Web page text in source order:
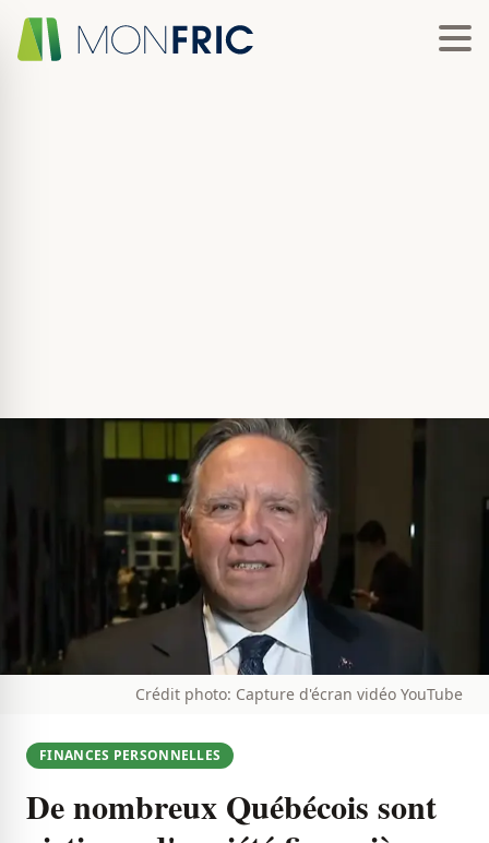
Crédit photo: Capture d'écran vidéo YouTube
FINANCES PERSONNELLES
De nombreux Québécois sont